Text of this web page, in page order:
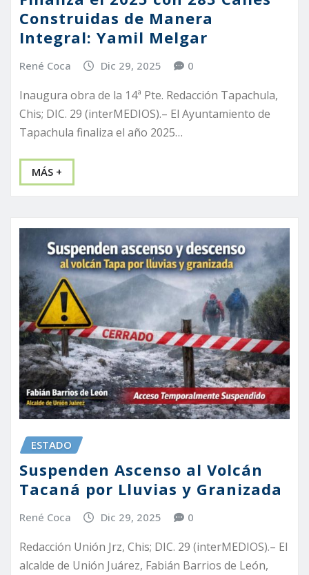
Construidas de Manera
Integral: Yamil Melgar
René Coca Dic 29, 2025 0
Inaugura obra de la 14ª Pte. Redacción Tapachula,
Chis; DIC. 29 (interMEDIOS).– El Ayuntamiento de
Tapachula finaliza el año 2025…
MÁS +
ESTADO
Suspenden Ascenso al Volcán
Tacaná por Lluvias y Granizada
René Coca Dic 29, 2025 0
Redacción Unión Jrz, Chis; DIC. 29 (interMEDIOS).– El
alcalde de Unión Juárez, Fabián Barrios de León,